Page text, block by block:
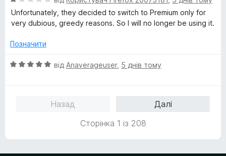
зц
к
1
Unfortunately, they decided to switch to Premium only for
very dubious, greedy reasons. So I will no longer be using it.
Позначити
О
від Anaverageuser, 5 днів тому
Назад
Далі
Сторінка 1 із 208